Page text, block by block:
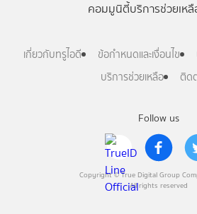
Follow us
Copyright © True Digital Group
All rights reserved
คอมมูนิตี้บริการช่วยเห
เกี่ยวกับทรูไอดี ข้อกำหนดและเงื่อนไข
บริการช่วยเหลือ
ติด